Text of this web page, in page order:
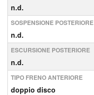
n.d.
SOSPENSIONE POSTERIORE
n.d.
ESCURSIONE POSTERIORE
n.d.
TIPO FRENO ANTERIORE
doppio disco